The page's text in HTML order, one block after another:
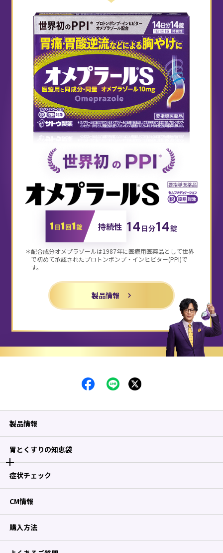
持続性
＊配合成分オメプラゾールは1987年に医療用医薬品として世界
で初めて承認されたプロトンポンプ・インヒビター(PPI)で
す。
製品情報
製品情報
胃とくすりの知恵袋
症状チェック
CM情報
購入方法